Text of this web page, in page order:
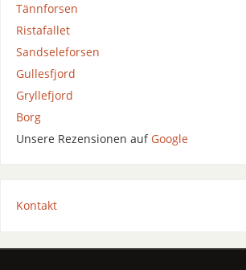
Tännforsen
Ristafallet
Sandseleforsen
Gullesfjord
Gryllefjord
Borg
Unsere Rezensionen aufGoogle
Kontakt